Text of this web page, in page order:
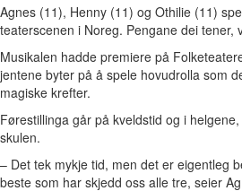
Agnes (11), Henny (11) og Othilie (11)
teaterscenen i Noreg. Pengane dei tener,
Musikalen hadde premiere på
jentene byter på å spele hovudrolla som
magiske krefter.
Førestillinga går på kveldstid og i
skulen.
– Det tek mykje tid, men det er eigentleg
beste som har skjedd oss alle tre, seier